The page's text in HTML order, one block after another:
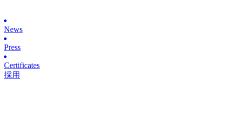
News
Press
Certificates
採用